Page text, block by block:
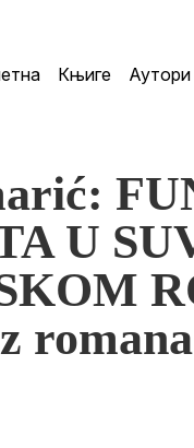
Књиге Аутори
U